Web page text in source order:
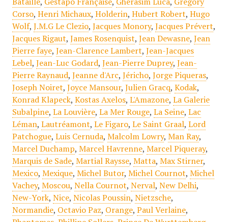
Corso, Henri Michaux, Holderin, Hubert Robert, Hugo
Wolf, J.M.G Le Clezio, Jacques Monory, Jacques Prévert,
Jacques Rigaut, James Rosenquist, Jean Dewasne, Jean
Pierre faye, Jean-Clarence Lambert, Jean-Jacques
Lebel, Jean-Luc Godard, Jean-Pierre Duprey, Jean-
Pierre Raynaud, Jeanne d'Arc, Jéricho, Jorge Piqueras,
Joseph Noiret, Joyce Mansour, Julien Gracq, Kodak,
Konrad Klapeck, Kostas Axelos, L'Amazone, La Galerie
Subalpine, La Louvière, La Mer Rouge, La Seine, Lac
Léman, Lautréamont, Le Figaro, Le Saint Graal, Lord
Patchogue, Luis Cernuda, Malcolm Lowry, Man Ray,
Marcel Duchamp, Marcel Havrenne, Marcel Piqueray,
Marquis de Sade, Martial Raysse, Matta, Max Stirner,
Mexico, Mexique, Michel Butor, Michel Cournot, Michel
Vachey, Moscou, Nella Cournot, Nerval, New Delhi,
New-York, Nice, Nicolas Poussin, Nietzsche,
Normandie, Octavio Paz, Orange, Paul Verlaine,